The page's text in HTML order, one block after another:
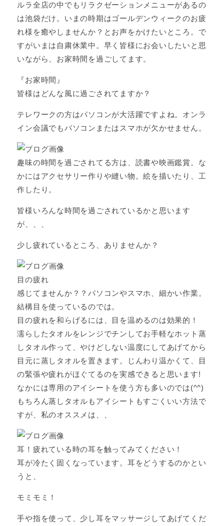
ルラ全店の中でもリラクゼーションメニューがあるの
は池袋だけ。いまの時期はゴールデンウィークのお疲
れ様を癒やしませんか？とお声をかけたいところ。で
すがいまは自粛休業中。早く皆様にお会いしたいと思
いながら、お家時間を過ごしてます。
『お家時間』
皆様はどんな風に過ごされてますか？
テレワークの方はパソコンが大活躍ですよね。オンラ
イン会議でもパソコンまたはスマホが欠かせません。
趣味の時間を過ごされてる方は、読書や映画鑑賞。な
かにはアクセサリー作りや縫い物。絵を描いたり、工
作したり。
皆様いろんな時間を過ごされているかと思います
が、、、
少し疲れているところ、ありませんか？
目の疲れ
感じてませんか？？パソコンやスマホ、細かい作業。
結構目を使っているのでは。
目の疲れを和らげるには、目を温めるのは効果的！
濡らしたタオルをレンジでチンしてお手軽なホット蒸
しタオル作って、やけどしない温度にしてあげてから
目元に蒸しタオルを置きます。じんわり温かくて、目
の緊張や疲れがほぐてるのを実感できると思います!
なかには専用のアイシートを使う方も多いのでは(^^)
もちろん蒸しタオルもアイシートもすごくいい方法で
すが、私のオススメは、、
耳！疲れている時の耳を触ってみてください！
耳が冷たく固くなっています。耳をどうするのかとい
うと、
モミモミ！
手や指を使って、少し耳をマッサージしてあげてくだ